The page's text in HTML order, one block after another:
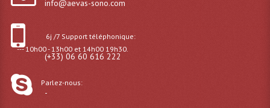
info@aevas-sono.com
6j /7 Support téléphonique:
--- 10h00 - 13h00 et 14h00 19h30.
(+33) 06 60 616 222
Parlez-nous:
-